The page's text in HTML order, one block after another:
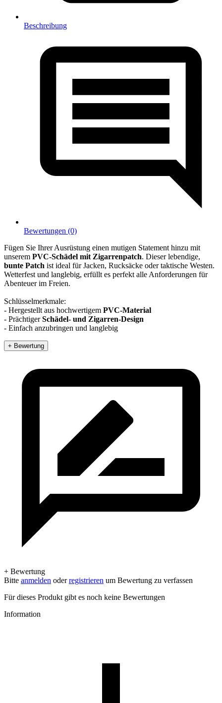
Beschreibung
Bewertungen (0)
Fügen Sie Ihrer Ausrüstung einen mutigen Statement hinzu mit
unserem PVC-Schädel mit Zigarrenpatch. Dieser lebendige,
bunte Patch ist ideal für Jacken, Rucksäcke oder taktische Westen.
Wetterfest und langlebig, erfüllt es perfekt alle Anforderungen für
Abenteuer im Freien.
Schlüsselmerkmale:
- Hergestellt aus hochwertigem PVC-Material
- PrächtigerSchädel- und Zigarren-Design
- Einfach anzubringen und langlebig
+ Bewertung
+ Bewertung
Bitte anmelden oderregistrieren um Bewertung zu verfassen
Für dieses Produkt gibt es noch keine Bewertungen
Information